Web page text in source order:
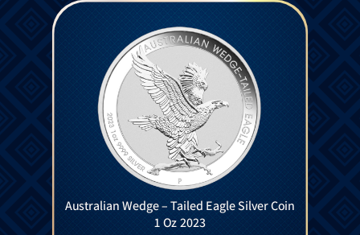
Australian Wedge – Tailed Eagle Silver Coin
1 Oz 2023